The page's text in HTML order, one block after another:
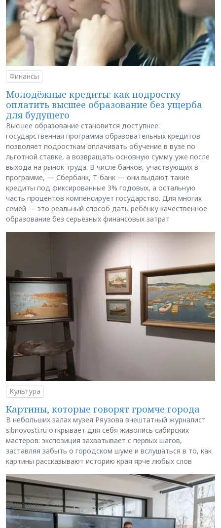
Финансы
Молодёжные кредиты: как подростку
оплатить высшее образование без ущерба
для будущего
Высшее образование становится доступнее:
государственная программа образовательных кредитов
позволяет подросткам оплачивать обучение в вузе по
льготной ставке, а возвращать основную сумму уже после
выхода на рынок труда. В числе банков, участвующих в
программе, — Сбербанк, Т-банк — они выдают такие
кредиты под фиксированные 3% годовых, а остальную
часть процентов компенсирует государство. Для многих
семей — это реальный способ дать ребёнку качественное
образование без серьёзных финансовых затрат
Культура
Картины, которые говорят громче города
В небольших залах музея Ряузова внештатный журналист
sibnovosti.ru открывает для себя живопись сибирских
мастеров: экспозиция захватывает с первых шагов,
заставляя забыть о городском шуме и вслушаться в то, как
картины рассказывают историю края ярче любых слов